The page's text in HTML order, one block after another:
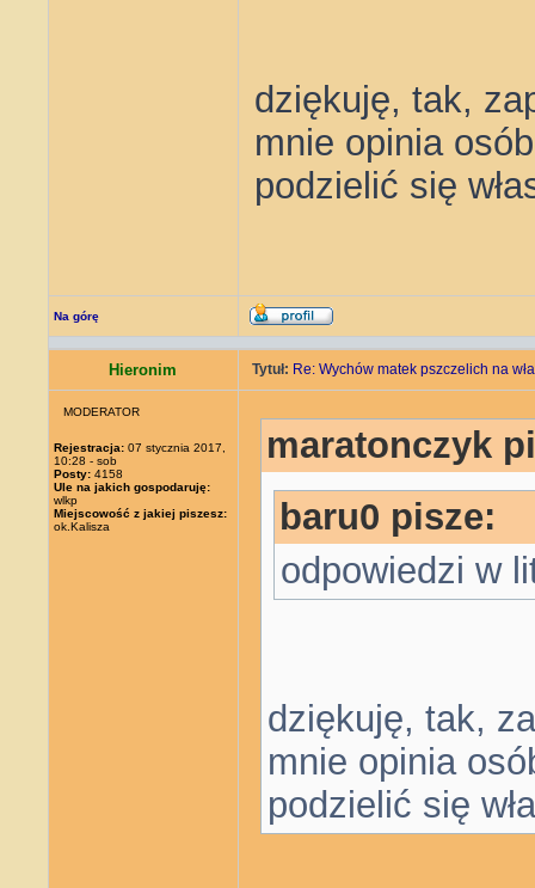
dziękuję, tak,
mnie opinia
podzielić się
Na górę
Hieronim Tytuł: Re: Wychów matek pszczelich na
MODERATOR
Rejestracja: 07 stycznia 2017,
10:28 - sob
Posty: 4158
Ule na jakich gospodaruję:
wlkp
Miejscowość z jakiej piszesz:
ok.Kalisza
maratonczyk
baru0 pisze:
odpowiedzi w
dziękuję, tak,
mnie opinia
podzielić się